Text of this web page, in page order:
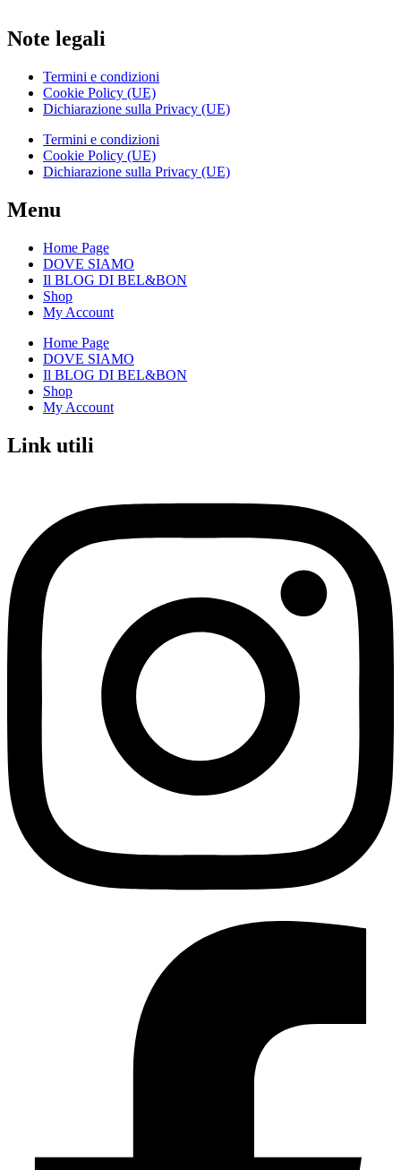
Note legali
Termini e condizioni
Cookie Policy (UE)
Dichiarazione sulla Privacy (UE)
Termini e condizioni
Cookie Policy (UE)
Dichiarazione sulla Privacy (UE)
Menu
Home Page
DOVE SIAMO
Il BLOG DI BEL&BON
Shop
My Account
Home Page
DOVE SIAMO
Il BLOG DI BEL&BON
Shop
My Account
Link utili